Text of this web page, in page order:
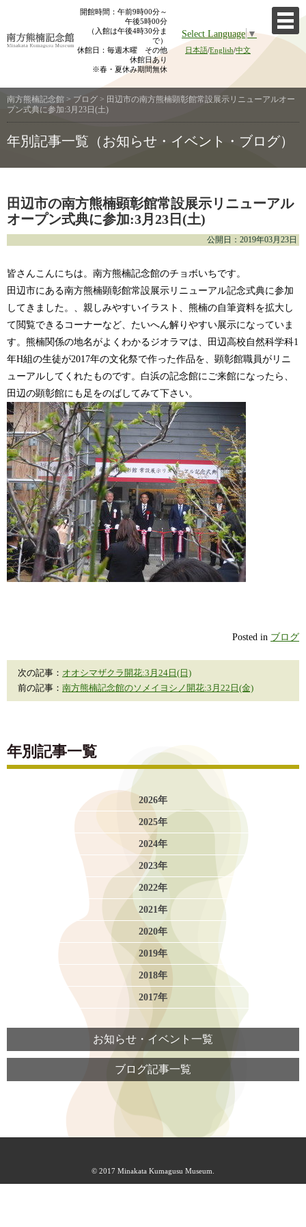
content
開館時間：午前9時00分～
午後5時00分
（入館は午後4時30分ま
で）
休館日：毎週木曜 その他
休館日あり
※春・夏休み期間無休
Select Language▼
日本語/English/中文
南方熊楠記念館 > ブログ > 田辺市の南方熊楠顕彰館常設展示リニューアルオー
プン式典に参加:3月23日(土)
年別記事一覧（お知らせ・イベント・ブログ）
田辺市の南方熊楠顕彰館常設展示リニューアル
オープン式典に参加:3月23日(土)
公開日：2019年03月23日
皆さんこんにちは。南方熊楠記念館のチョボいちです。
田辺市にある南方熊楠顕彰館常設展示リニューアル記念式典に参加
してきました。、親しみやすいイラスト、熊楠の自筆資料を拡大し
て閲覧できるコーナーなど、たいへん解りやすい展示になっていま
す。熊楠関係の地名がよくわかるジオラマは、田辺高校自然科学科1
年H組の生徒が2017年の文化祭で作った作品を、顕彰館職員がリニ
ューアルしてくれたものです。白浜の記念館にご来館になったら、
田辺の顕彰館にも足をのばしてみて下さい。
Posted in ブログ
次の記事： オオシマザクラ開花:3月24日(日)
前の記事： 南方熊楠記念館のソメイヨシノ開花:3月22日(金)
年別記事一覧
2026年
2025年
2024年
2023年
2022年
2021年
2020年
2019年
2018年
2017年
お知らせ・イベント一覧
ブログ記事一覧
© 2017 Minakata Kumagusu Museum.